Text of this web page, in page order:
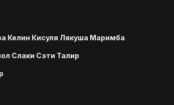
Келин Кисуля Лякуша Маримба
Слаки Сэти Талир